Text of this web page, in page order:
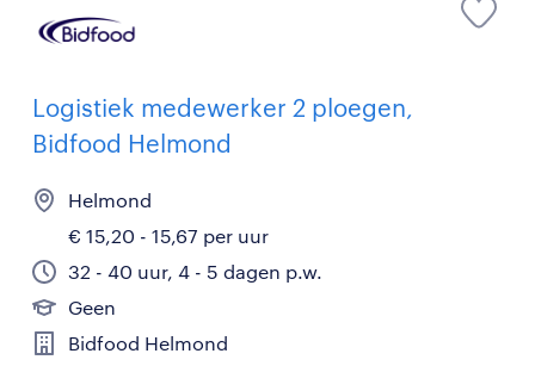
Logistiek medewerker 2 ploegen,
Bidfood Helmond
Helmond
€ 15,20 - 15,67 per uur
32 - 40 uur, 4 - 5 dagen p.w.
Geen
Bidfood Helmond